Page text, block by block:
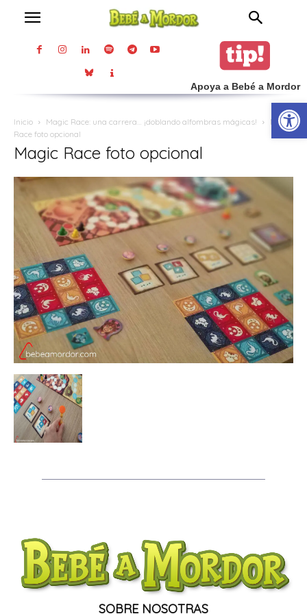
Apoya a Bebé a Mordor
Inicio Magic Race: una carrera… ¡doblando alfombras mágicas!
Magic
Race foto opcional
Magic Race foto opcional
SOBRE NOSOTRAS